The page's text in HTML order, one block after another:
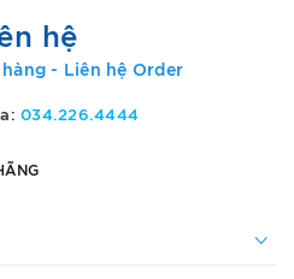
hệ
- Liên hệ Order
034.226.4444